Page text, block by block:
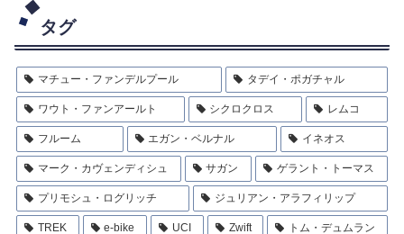
タグ
マチュー・ファンデルプール タデイ・ポガチャル
ワウト・ファンアールト シクロクロス レムコ
フルーム エガン・ベルナル イネオス
マーク・カヴェンディシュ サガン ゲラント・トーマス
プリモシュ・ログリッチ ジュリアン・アラフィリップ
TREK e-bike UCI Zwift トム・デュムラン